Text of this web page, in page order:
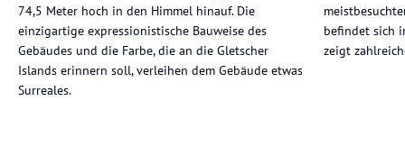
74,5 Meter hoch in den Himmel hinauf. Die
einzigartige expressionistische Bauweise des
Gebäudes und die Farbe, die an die Gletscher
Islands erinnern soll, verleihen dem Gebäude etwas
Surreales.
befindet sich
zeigt